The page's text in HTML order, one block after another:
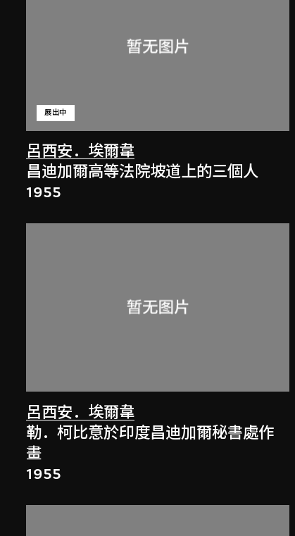
呂西安．埃爾韋
展出中
昌迪加爾高等法院坡道上的三個人
1955
呂西安．埃爾韋
勒．柯比意於印度昌迪加爾秘書處作
畫
1955